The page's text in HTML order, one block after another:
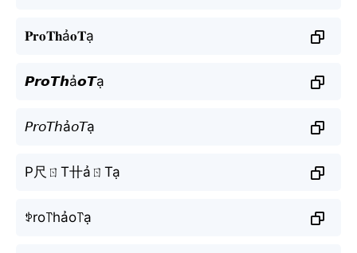
𝐏𝐫𝐨𝐓𝐡ả𝐨𝐓ạ
𝙋𝙧𝙤𝙏𝙝ả𝙤𝙏ạ
𝘗𝘳𝘰𝘛𝘩ả𝘰𝘛ạ
P尺ㄖT卄ảㄖTạ
ꉣro꓅hảo꓅ạ